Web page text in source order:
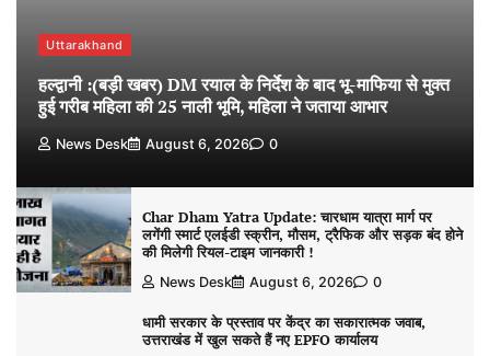
Uttarakhand
हल्द्वानी :(बड़ी खबर) DM रयाल के निर्देश के बाद भू-माफिया से मुक्त
हुई गरीब महिला की 25 नाली भूमि, महिला ने जताया आभार
News Desk August 6, 2026 0
Char Dham Yatra Update: चारधाम यात्रा मार्ग पर
लगेंगी स्मार्ट एलईडी स्क्रीन, मौसम, ट्रैफिक और सड़क बंद होने
की मिलेगी रियल-टाइम जानकारी !
News Desk August 6, 2026 0
धामी सरकार के प्रस्ताव पर केंद्र का सकारात्मक जवाब,
उत्तराखंड में खुल सकते हैं नए EPFO कार्यालय